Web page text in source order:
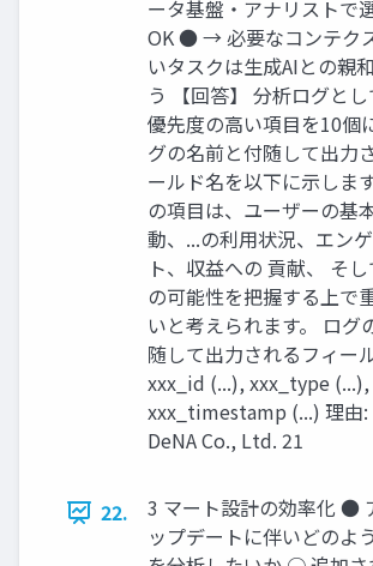
ータ基盤・アナリストで
OK ● → 必要なコンテク
いタスクは生成AIとの親
う 【回答】 分析ログと
優先度の高い項目を10個
グの名前と付随して出力
ールド名を以下に示しま
の項目は、ユーザーの基
動、...の利用状況、エン
ト、収益への 貢献、 そ
の可能性を把握する上で
いと考えられます。 ログ
随して出力されるフィー
xxx_id (...), xxx_type (...),
xxx_timestamp (...) 理
DeNA Co., Ltd. 21
22.
3 マート設計の効率化 ●
ップデートに伴いどのよ